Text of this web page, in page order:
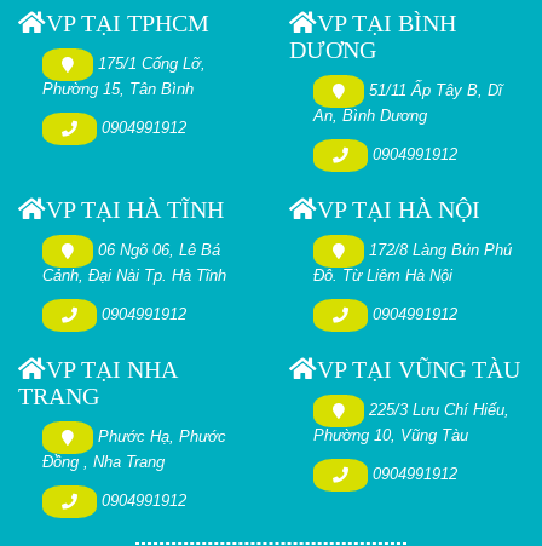
VP TẠI TPHCM
175/1 Cống Lỡ,
Phường 15, Tân Bình
0904991912
VP TẠI BÌNH
DƯƠNG
51/11 Ấp Tây B, Dĩ
An, Bình Dương
0904991912
VP TẠI HÀ TĨNH
06 Ngõ 06, Lê Bá
Cảnh, Đại Nài Tp. Hà Tĩnh
0904991912
VP TẠI HÀ NỘI
172/8 Làng Bún Phú
Đô. Từ Liêm Hà Nội
0904991912
VP TẠI NHA
TRANG
Phước Hạ, Phước
Đồng , Nha Trang
0904991912
VP TẠI VŨNG TÀU
225/3 Lưu Chí Hiếu,
Phường 10, Vũng Tàu
0904991912